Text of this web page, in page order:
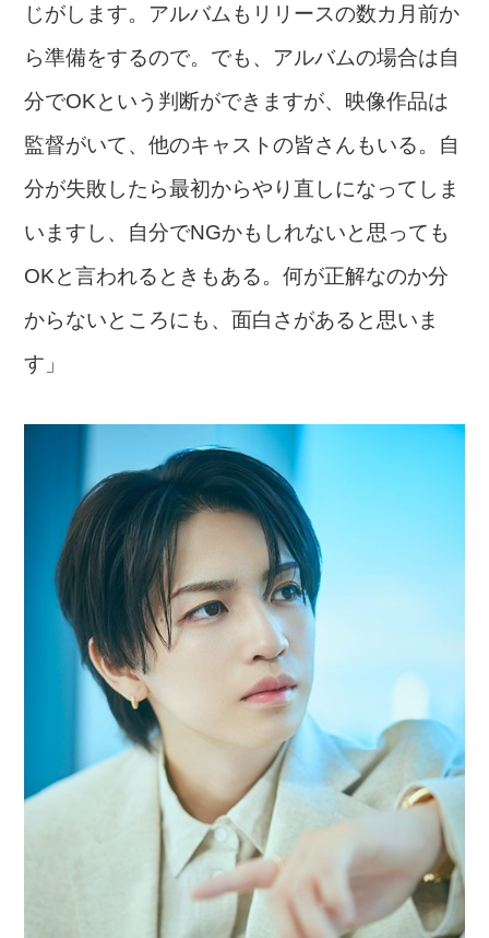
じがします。アルバムもリリースの数カ月前か
ら準備をするので。でも、アルバムの場合は自
分でOKという判断ができますが、映像作品は
監督がいて、他のキャストの皆さんもいる。自
分が失敗したら最初からやり直しになってしま
いますし、自分でNGかもしれないと思っても
OKと言われるときもある。何が正解なのか分
からないところにも、面白さがあると思いま
す」